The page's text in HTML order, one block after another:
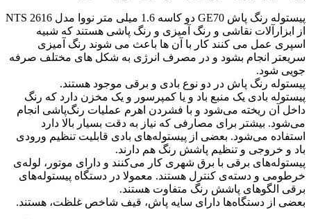
پیستوله رنگ پاش GE70 دو کاسه 1.6 میلی متر نووا مدل NTS 2616
از ابزارآلات نقاشی و رنگ آمیزی و رنگ پاشی هستند که شبیه
اسپری عمل می کنند کار با آن ها باعث می شوند رنگ آمیزی
سریعتر انجام بشود و در مصرف انرژی به شکل های مختلف صرفه
جویی شود.
پیستوله رنگ پاش در دو نوع بادی و برقی موجود هستند.
پیستوله بادی یک منبع باد و یا کمپرسور و یک مخزن دارد که رنگ
داخل آن ریخته می‌شود و با فشردن اهرم عملیات رنگ‌پاشی انجام
می‌شود. بیشتر برای مصارفی که نیاز به دقت بسیار بالا دارد
استفاده می‌شود. بعضی از پیستوله‌های بادی قابلیت تنظیم ورودی
باد و خروجی و تنظیم پاشش رنگ هم دارند.
پیستوله‌های برقی با برق شهری کار می‌کنند و دارای موتور، لوله‌ی
خرطومی و دسته‌ی کنترل هستند. معمولا در دستگاه پیستوله‌های
برقی الگوهای پاشش رنگ متفاوت هستند.
بعضی از دستگاه‌ها دارای سایه پاش، قیف شاخص غلظت، هستند.